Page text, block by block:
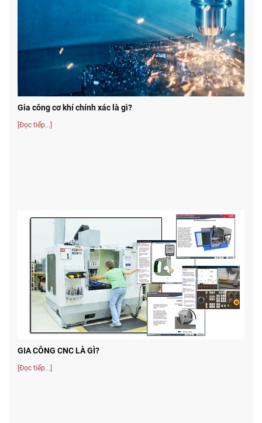
Gia công cơ khí chính xác là gì?
[Đọc tiếp...]
GIA CÔNG CNC LÀ GÌ?
[Đọc tiếp...]